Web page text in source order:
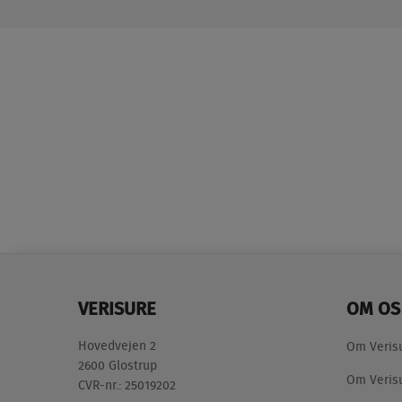
VERISURE
Hovedvejen 2
2600 Glostrup
CVR-nr.: 25019202
OM OS
Om
Om